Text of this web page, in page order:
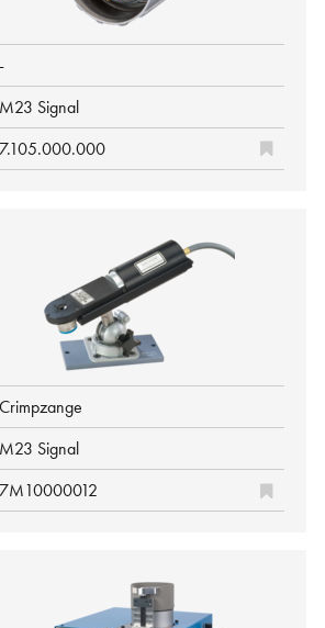
-
M23 Signal
7.105.000.000
Crimpzange
M23 Signal
7M10000012